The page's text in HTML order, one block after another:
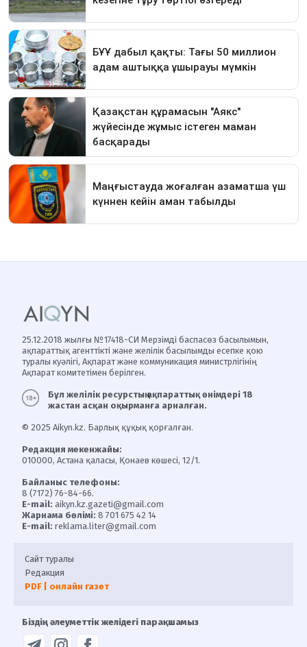
25.12.2018 жылғы №17418-СИ Мерзімді баспасөз басылымын,
ақпараттық агенттікті және желілік басылымды есепке қою
туралы куәлігі, Ақпарат және коммуникация министрлігінің
Ақпарат комитетімен берілген.
Бұл желілік ресурстың ақпараттық өнімдері 18
жастан асқан оқырманға арналған.
© 2025 Aikyn.kz. Барлық құқық қорғалған.
Редакция мекенжайы:
010000, Астана қаласы, Қонаев көшесі, 12/1.
Байланыс телефоны:
8 (7172) 76-84-66.
E-mail: aikyn.kz.gazeti@gmail.com
Жарнама бөлімі: 8 701 675 42 14
E-mail: reklama.liter@gmail.com
Сайт туралы
Редакция
PDF | онлайн газет
Біздің әлеуметтік желідегі парақшамыз